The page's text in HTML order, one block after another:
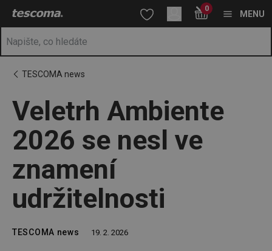
Nacházíte se na stránce Veletrh Ambiente 2026 se nesl ve
Přejít na hlavní obsah
Přejít na vyhledávání
Přejít na navigaci 0
MENU
TESCOMA news
Veletrh Ambiente
2026 se nesl ve
znamení
udržitelnosti
TESCOMA news 19. 2. 2026